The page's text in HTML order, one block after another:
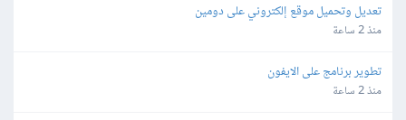
تعديل وتحميل موقع إلكتروني على دومين
منذ 2 ساعة
تطوير برنامج على الايفون
منذ 2 ساعة